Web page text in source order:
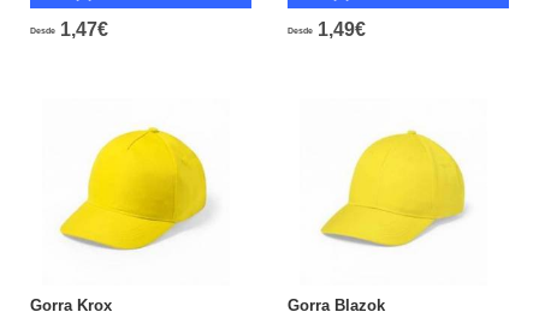
Desde 1,47€ Desde 1,49€
Gorra Krox Gorra Blazok